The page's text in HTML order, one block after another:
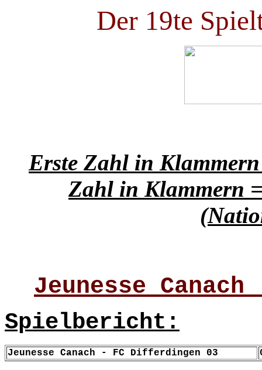
Der 19te
Erste Zahl in Klammern
Zahl in Klammern
Jeunesse
Spielbericht:
Jeunesse Canach - FC Differdingen 03